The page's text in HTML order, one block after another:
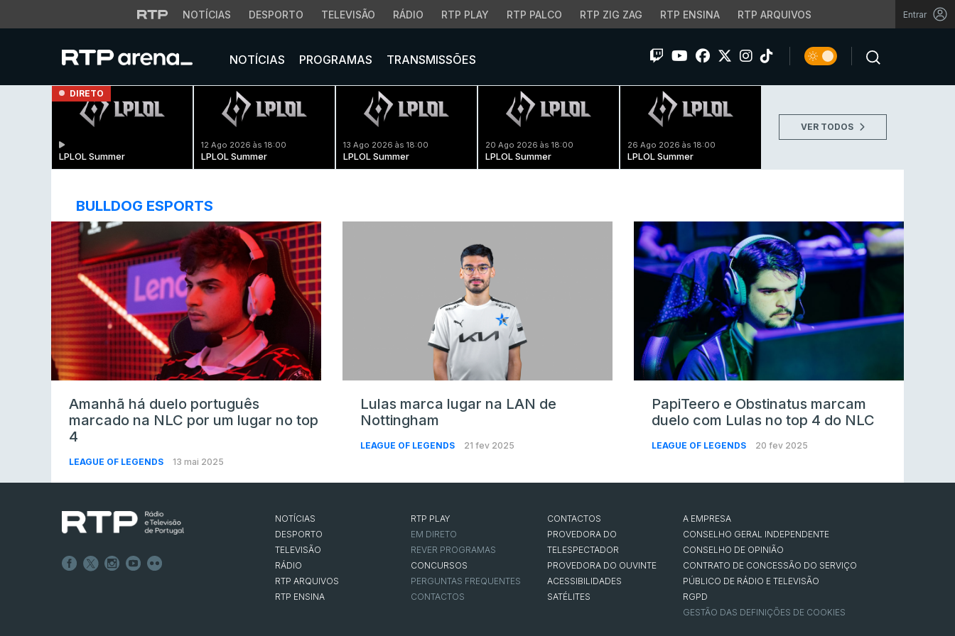
NOTÍCIAS DESPORTO TELEVISÃO RÁDIO RTP PLAY RTP PALCO RTP ZIG ZAG RTP ENSINA RTP ARQUIVOS Entrar
NOTÍCIAS PROGRAMAS TRANSMISSÕES
DIRETO
LPLOL Summer
12 Ago 2026 às 18:00
LPLOL Summer
13 Ago 2026 às 18:00
LPLOL Summer
20 Ago 2026 às 18:00
LPLOL Summer
26 Ago 2026 às 18:00
LPLOL Summer
VER TODOS
BULLDOG ESPORTS
Amanhã há duelo português
marcado na NLC por um lugar no top
4
LEAGUE OF LEGENDS 13 mai 2025
Lulas marca lugar na LAN de
Nottingham
LEAGUE OF LEGENDS 21 fev 2025
PapiTeero e Obstinatus marcam
duelo com Lulas no top 4 do NLC
LEAGUE OF LEGENDS 20 fev 2025
NOTÍCIAS
DESPORTO
TELEVISÃO
RÁDIO
RTP ARQUIVOS
RTP ENSINA
RTP PLAY
EM DIRETO
REVER PROGRAMAS
CONCURSOS
PERGUNTAS FREQUENTES
CONTACTOS
CONTACTOS
PROVEDORA DO
TELESPECTADOR
PROVEDORA DO OUVINTE
ACESSIBILIDADES
SATÉLITES
A EMPRESA
CONSELHO GERAL INDEPENDENTE
CONSELHO DE OPINIÃO
CONTRATO DE CONCESSÃO DO SERVIÇO
PÚBLICO DE RÁDIO E TELEVISÃO
RGPD
GESTÃO DAS DEFINIÇÕES DE COOKIES